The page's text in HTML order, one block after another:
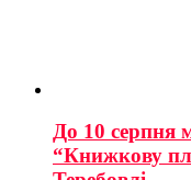
До 10 серпня
“Книжкову